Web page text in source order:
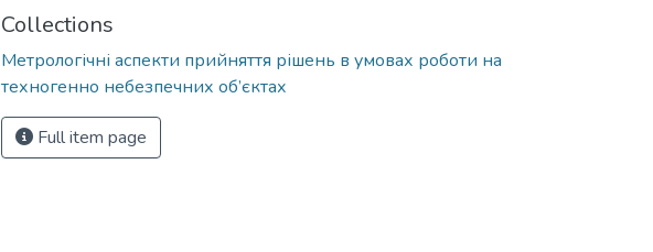
Collections
Метрологічні аспекти прийняття рішень в умовах роботи на
техногенно небезпечних об’єктах
Full item page